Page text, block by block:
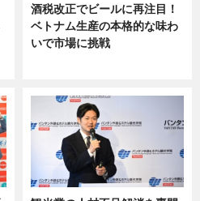
酒税改正でビールに再注目！
ベトナム生産の本格的な味わ
いで市場に挑戦